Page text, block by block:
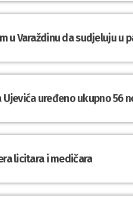
u Varaždinu da sudjeluju u
Ujevića uređeno ukupno 56
licitara i medičara